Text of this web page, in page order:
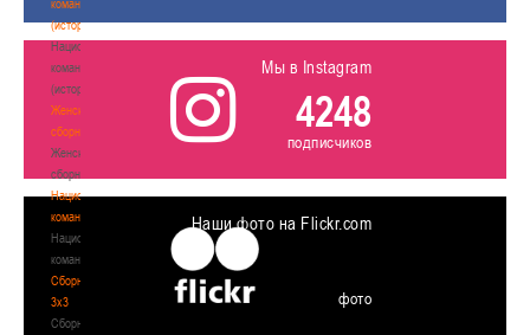
команда
(история)
Национальная
команда
(история)
Женские
сборные
Женские
сборные
Национальная
команда
Национальная
команда
Сборные
3х3
Сборные
Мы в Instagram
4248
подписчиков
Наши фото на Flickr.com
фото